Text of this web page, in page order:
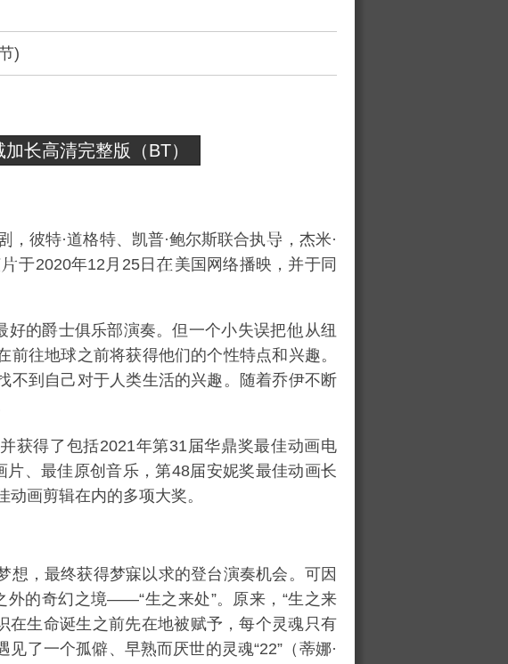
)
加长高清完整版（BT）
，彼特·道格特、 凯普·鲍尔斯联合执 ，杰米·
于2020年12月25日
美国网络播映，并于同
好的爵士俱乐部演奏。但一个小失误把
从纽
往地球之前将获得他们的个性特点和兴趣。
不到自己对于人类生活的兴趣。随着乔伊不断
获得了包括2021年第31届华鼎奖最佳动画电
片、最佳原创音乐，第48届安妮奖最佳动画长
画剪辑在内的多项大奖。
想，最终获得梦寐以求的登台演奏机会。可因
外的奇幻之境——“生之来处”。原来，“生之来
在生命诞生之前先在地被赋予，每个灵魂只有
了一个孤僻、早熟而厌世的灵魂“22”（ 蒂娜·